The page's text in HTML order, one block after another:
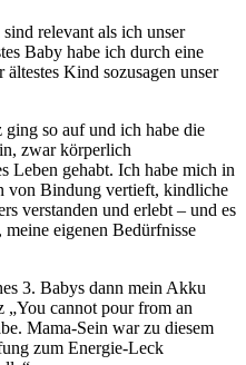
relevant als ich unser
Baby habe ich durch eine
Kind sozusagen unser
so auf und ich habe die
zwar körperlich
Leben gehabt. Ich habe mich in
von Bindung vertieft, kindliche
verstanden und erlebt – und es
eigenen Bedürfnisse
3. Babys dann mein Akku
cannot pour from an
Mama-Sein war zu diesem
zum Energie-Leck